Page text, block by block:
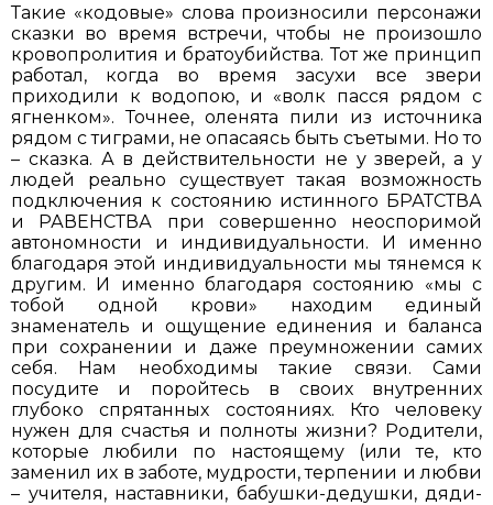
Такие «кодовые» слова произносили персонажи
сказки во время встречи, чтобы не произошло
кровопролития и братоубийства. Тот же принцип
работал, когда во время засухи все звери
приходили к водопою, и «волк пасся рядом с
ягненком». Точнее, оленята пили из источника
рядом с тиграми, не опасаясь быть съетыми. Но то
– сказка. А в действительности не у зверей, а у
людей реально существует такая возможность
подключения к состоянию истинного БРАТСТВА
и РАВЕНСТВА при совершенно неоспоримой
автономности и индивидуальности. И именно
благодаря этой индивидуальности мы тянемся к
другим. И именно благодаря состоянию «мы с
тобой одной крови» находим единый
знаменатель и ощущение единения и баланса
при сохранении и даже преумножении самих
себя. Нам необходимы такие связи. Сами
посудите и поройтесь в своих внутренних
глубоко спрятанных состояниях. Кто человеку
нужен для счастья и полноты жизни? Родители,
которые любили по настоящему (или те, кто
заменил их в заботе, мудрости, терпении и любви
– учителя, наставники, бабушки-дедушки, дяди-